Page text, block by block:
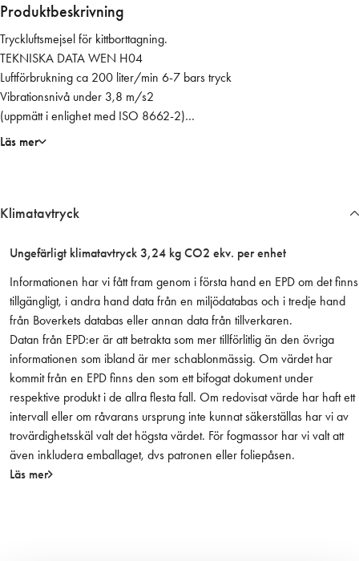
N
H
0
4
u
t
a
r
m
n
g
d
Klimatavtryck
Ungefärligt klimatavtryck 3,24 kg CO2 ekv. per enhet
Informationen har vi fått fram genom i första hand en EPD om det finns
tillgängligt, i andra hand data från en miljödatabas och i tredje hand
från Boverkets databas eller annan data från tillverkaren.
Datan från EPD:er är att betrakta som mer tillförlitlig än den övriga
informationen som ibland är mer schablonmässig. Om värdet har
kommit från en EPD finns den som ett bifogat dokument under
respektive produkt i de allra flesta fall. Om redovisat värde har haft ett
intervall eller om råvarans ursprung inte kunnat säkerställas har vi av
trovärdighetsskäl valt det högsta värdet. För fogmassor har vi valt att
även inkludera emballaget, dvs patronen eller foliepåsen.
Läs mer
Produktbeskrivning
Tryckluftsmejsel för kittborttagning.
TEKNISKA DATA WEN H04
Luftförbrukning ca 200 liter/min 6-7 bars tryck
Vibrationsnivå under 3,8 m/s2
(uppmätt i enlighet med ISO 8662-2)
Ljudnivå 76 dB(A) vid tomgång
artikel 7772 exkl. adapterfäste
Läs mer